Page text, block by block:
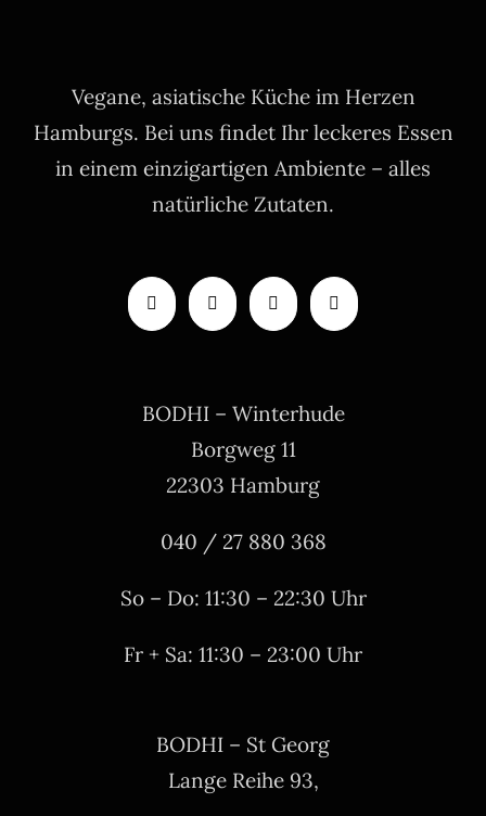
Vegane, asiatische Küche im Herzen
Hamburgs. Bei uns findet Ihr leckeres Essen
in einem einzigartigen Ambiente – alles
natürliche Zutaten.
BODHI – Winterhude
Borgweg 11
22303 Hamburg
040 / 27 880 368
So – Do: 11:30 – 22:30 Uhr
Fr + Sa: 11:30 – 23:00 Uhr
BODHI – St Georg
Lange Reihe 93,